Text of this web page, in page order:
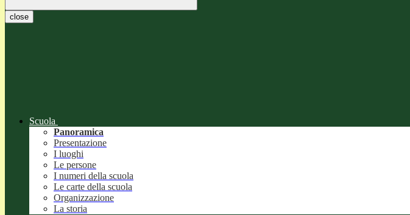
close
Scuola
Panoramica
Presentazione
I luoghi
Le persone
I numeri della scuola
Le carte della scuola
Organizzazione
La storia